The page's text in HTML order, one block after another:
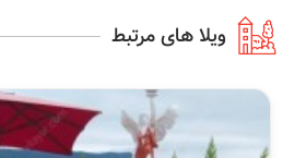
ویلا های مرتبط